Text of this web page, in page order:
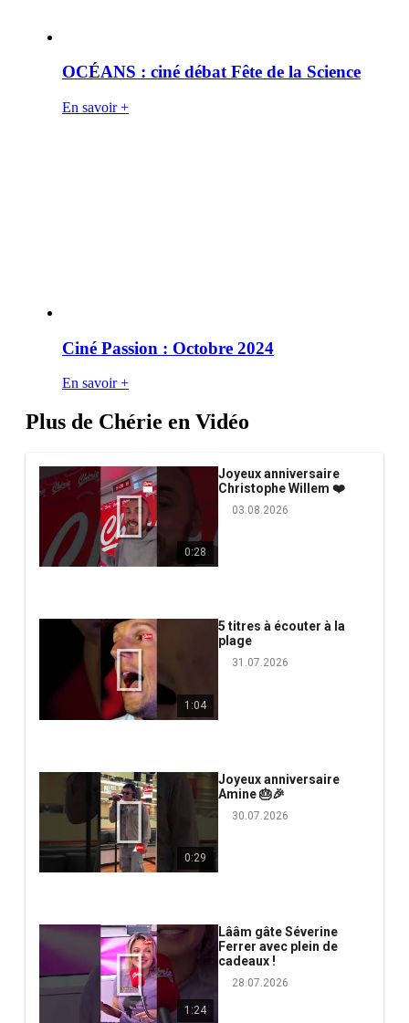
OCÉANS : ciné débat Fête de la Science
En savoir +
Ciné Passion : Octobre 2024
En savoir +
Plus de Chérie en Vidéo
0:28
Joyeux anniversaire
Christophe Willem ❤️
03.08.2026
1:04
5 titres à écouter à la
plage
31.07.2026
0:29
Joyeux anniversaire
Amine 🎂🎉
30.07.2026
1:24
Lââm gâte Séverine
Ferrer avec plein de
cadeaux !
28.07.2026